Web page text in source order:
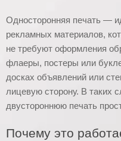
Односторонняя печать —
рекламных материалов,
не требуют оформления
флаеры, постеры или
досках объявлений или
лицевую сторону. В таких
двустороннюю печать
Почему это